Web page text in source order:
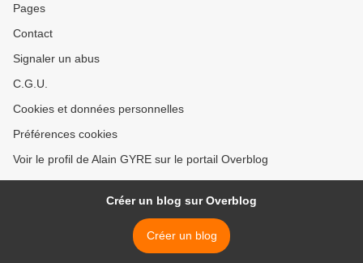
Pages
Contact
Signaler un abus
C.G.U.
Cookies et données personnelles
Préférences cookies
Voir le profil de Alain GYRE sur le portail Overblog
Créer un blog sur Overblog
Créer un blog